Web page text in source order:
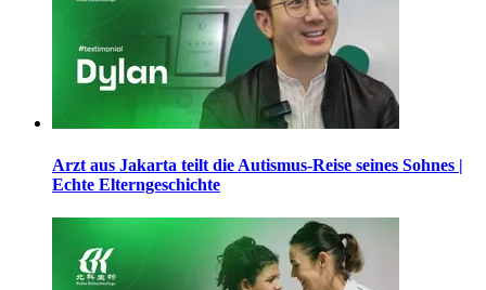
Arzt aus Jakarta teilt die Autismus-Reise seines Sohnes |
Echte Elterngeschichte